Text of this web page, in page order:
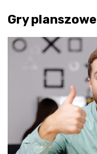
Gry planszowe